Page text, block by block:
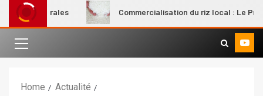
rurales Commercialisation du riz local : Le Premier
Home
Actualité